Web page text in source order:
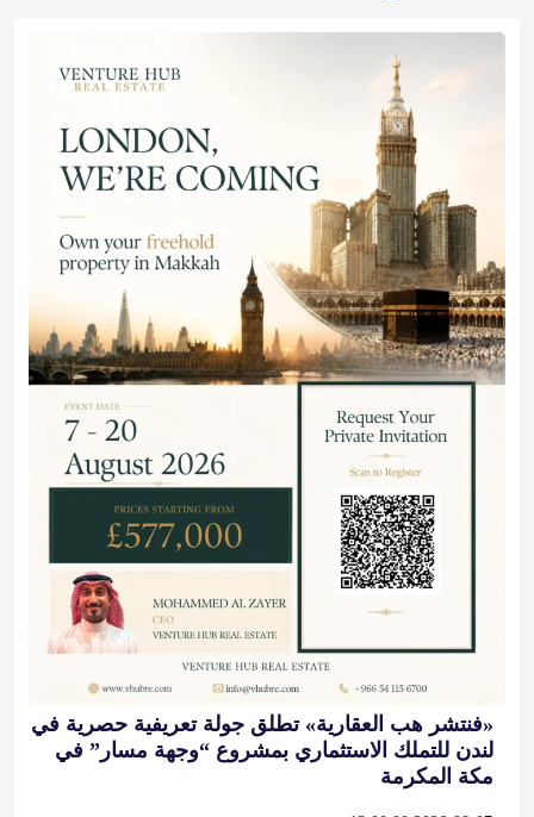
«فنتشر هب العقارية» تطلق جولة تعريفية حصرية في
لندن للتملك الاستثماري بمشروع “وجهة مسار” في
مكة المكرمة